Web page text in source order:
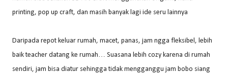
printing, pop up craft, dan masih banyak lagi ide seru lainnya
Daripada repot keluar rumah, macet, panas, jam ngga fleksibel, lebih
baik teacher datang ke rumah… Suasana lebih cozy karena di rumah
sendiri, jam bisa diatur sehingga tidak mengganggu jam bobo siang